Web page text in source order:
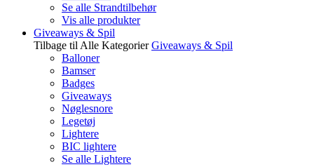
Se alle Strandtilbehør
Vis alle produkter
Giveaways & Spil
Tilbage til Alle Kategorier Giveaways & Spil
Balloner
Bamser
Badges
Giveaways
Nøglesnore
Legetøj
Lightere
BIC lightere
Se alle Lightere